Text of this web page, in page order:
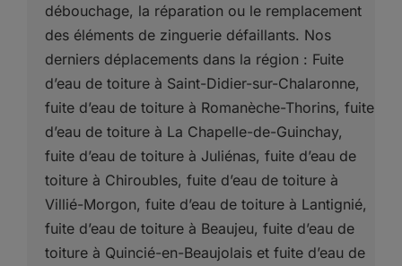
débouchage, la réparation ou le remplacement
des éléments de zinguerie défaillants. Nos
derniers déplacements dans la région : Fuite
d’eau de toiture à Saint-Didier-sur-Chalaronne,
fuite d’eau de toiture à Romanèche-Thorins, fuite
d’eau de toiture à La Chapelle-de-Guinchay,
fuite d’eau de toiture à Juliénas, fuite d’eau de
toiture à Chiroubles, fuite d’eau de toiture à
Villié-Morgon, fuite d’eau de toiture à Lantignié,
fuite d’eau de toiture à Beaujeu, fuite d’eau de
toiture à Quincié-en-Beaujolais et fuite d’eau de